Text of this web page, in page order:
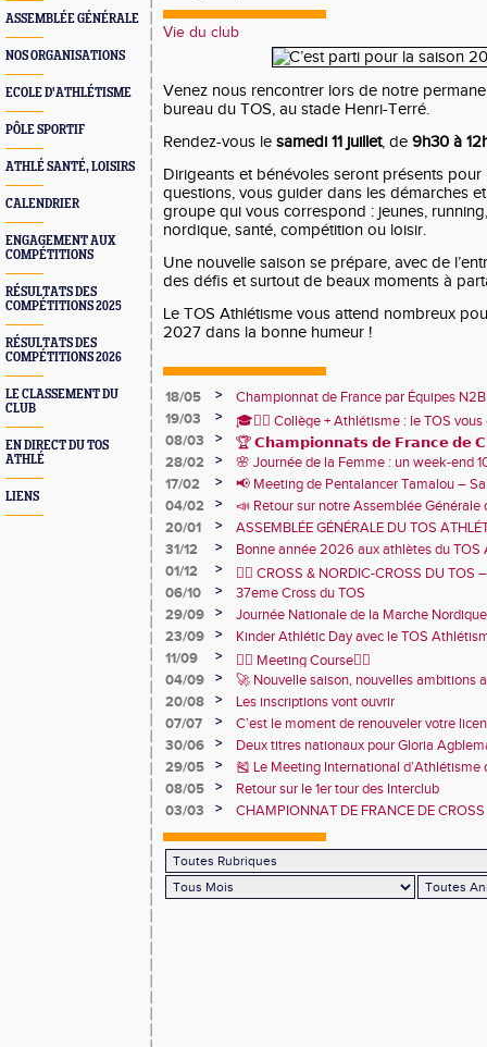
ASSEMBLÉE GÉNÉRALE
NOS ORGANISATIONS
ECOLE D'ATHLÉTISME
PÔLE SPORTIF
ATHLÉ SANTÉ, LOISIRS
CALENDRIER
ENGAGEMENT AUX
COMPÉTITIONS
RÉSULTATS DES
COMPÉTITIONS 2025
RÉSULTATS DES
COMPÉTITIONS 2026
LE CLASSEMENT DU
CLUB
EN DIRECT DU TOS
ATHLÉ
LIENS
Vie du club
Venez nous rencontrer lors de notre
bureau du TOS, au stade Henri-Terré.
Rendez-vous le samedi 11 juillet, de 9h30 à
Dirigeants et bénévoles seront présents
questions, vous guider dans les démarches
groupe qui vous correspond : jeunes,
nordique, santé, compétition ou loisir.
Une nouvelle saison se prépare, avec de
des défis et surtout de beaux moments à
Le TOS Athlétisme vous attend nombreux
2027 dans la bonne humeur !
18/05 >
Championnat de France par Équipes
1er avec 86 787 points !🩷
19/03 >
🎓🏃‍♂️ Collège + Athlétisme : le TOS
sportive du collège Marie Curie !
08/03 >
🏆 𝗖𝗵𝗮𝗺𝗽𝗶𝗼𝗻𝗻𝗮𝘁𝘀 𝗱𝗲 𝗙𝗿𝗮𝗻𝗰𝗲 𝗱𝗲
🏅
28/02 >
🌸 Journée de la Femme : un week-end
TOS Athlétisme
17/02 >
📢 Meeting de Pentalancer Tamalou –
04/02
>
📣 Retour sur notre Assemblée
2026 🙌
20/01 >
ASSEMBLÉE GÉNÉRALE DU TOS
JANVIER 18h30 – CENTRE SPORTIF DE
31/12 >
Bonne année 2026 aux athlètes du TOS
01/12
>
🏃‍♂️ CROSS & NORDIC-CROSS DU
et de convivialité ! 🏃‍♀️
06/10 >
37eme Cross du TOS
29/09
>
Journée Nationale de la Marche Nordique
23/09
>
Kinder Athlétic Day avec le TOS
11/09
>
🏃‍♂️ Meeting Course🏃‍♀️
04/09
>
🚀 Nouvelle saison, nouvelles ambitions
20/08
>
Les inscriptions vont ouvrir
07/07
>
C’est le moment de renouveler votre
2026 !
30/06 >
Deux titres nationaux pour Gloria
France Para Athlétisme
29/05 >
🎽 Le Meeting International
juin 2025 !
08/05 >
Retour sur le 1er tour des Interclub
03/03
> CHAMPIONNAT DE FRANCE DE